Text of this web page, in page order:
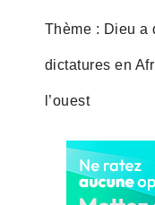
Thème : Dieu a
dictatures en
l’ouest